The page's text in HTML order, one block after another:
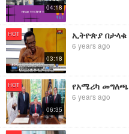
04:18
HOT
03:18
6 years ago
HOT
06:35
6 years ago